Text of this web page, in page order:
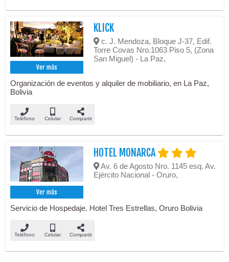
Ver más
KLICK
c. J. Mendoza, Bloque J-37, Edif.
Torre Covas Nro.1063 Piso 5, (Zona
San Miguel) - La Paz,
Organización de eventos y alquiler de mobiliario, en La Paz,
Bolivia
Teléfono Celular Compartir
Ver más
HOTEL MONARCA
Av. 6 de Agosto Nro. 1145 esq. Av.
Ejército Nacional - Oruro,
Servicio de Hospedaje. Hotel Tres Estrellas, Oruro Bolivia
Teléfono Celular Compartir